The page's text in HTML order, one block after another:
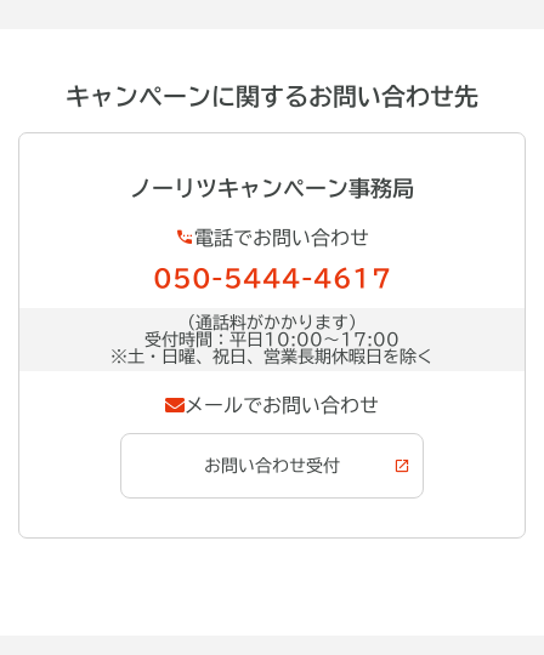
キャンペーンに関するお問い合わせ先
ノーリツキャンペーン事務局
電話でお問い合わせ
050-5444-4617
（通話料がかかります）
受付時間：平日10:00～17:00
※土・日曜、祝日、営業長期休暇日を除く
メールでお問い合わせ
お問い合わせ受付